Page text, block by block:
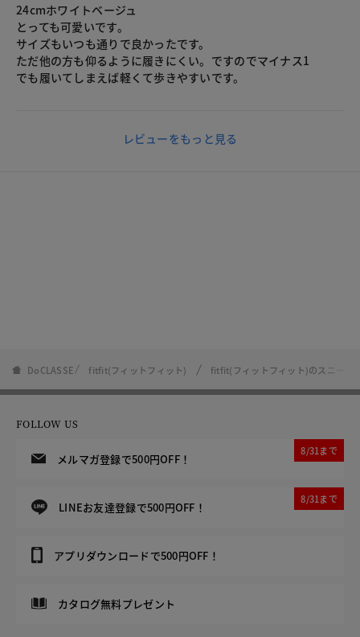
24cmホワイトベージュ
とっても可愛いです。
サイズもいつも通りで良かったです。
ただ他の方も仰るように履きにくい。ですのでマイナス1
でも履いてしまえば軽くて歩きやすいです。
レビューをもっと見る
DoCLASSE fitfit(フィットフィット) fitfit(フィットフィット)のスニーカ
FOLLOW US
メルマガ登録で500円OFF！
8/31まで
LINEお友達登録で500円OFF！
8/31まで
アプリダウンロードで500円OFF！
カタログ無料プレゼント